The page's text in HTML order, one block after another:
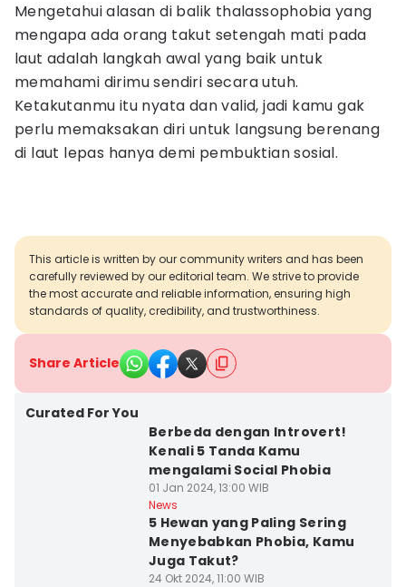
Mengetahui alasan di balik thalassophobia yang
mengapa ada orang takut setengah mati pada
laut adalah langkah awal yang baik untuk
memahami dirimu sendiri secara utuh.
Ketakutanmu itu nyata dan valid, jadi kamu gak
perlu memaksakan diri untuk langsung berenang
di laut lepas hanya demi pembuktian sosial.
This article is written by our community writers and has been
carefully reviewed by our editorial team. We strive to provide
the most accurate and reliable information, ensuring high
standards of quality, credibility, and trustworthiness.
Share Article
Curated For You
Berbeda dengan Introvert!
Kenali 5 Tanda Kamu
mengalami Social Phobia
01 Jan 2024, 13:00 WIB
News
5 Hewan yang Paling Sering
Menyebabkan Phobia, Kamu
Juga Takut?
24 Okt 2024, 11:00 WIB